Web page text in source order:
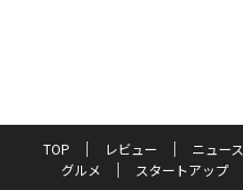
TOP レビュー ニュース
グルメ
スタートアップ